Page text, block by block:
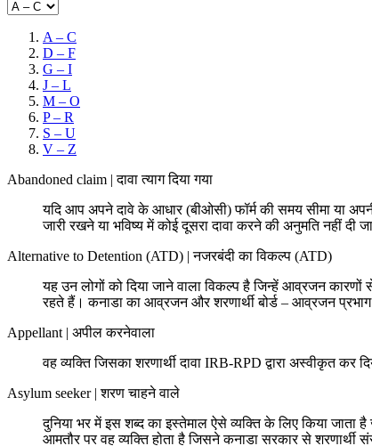
A – C
D – F
G – I
J – L
M – O
P – R
S – U
V – Z
Abandoned claim | दावा त्याग दिया गया
यदि आप अपने दावे के आधार (बीओसी) फॉर्म की समय सीमा या
जारी रखने या भविष्य में कोई दूसरा दावा करने की अनुमति नहीं
Alternative to Detention (ATD) | नजरबंदी का विकल्प (ATD)
यह उन लोगों को दिया जाने वाला विकल्प है जिन्हें आव्रजन कारणों
रहते हैं। कनाडा का आव्रजन और शरणार्थी बोर्ड – आव्रजन
Appellant | अपील करनेवाला
वह व्यक्ति जिसका शरणार्थी दावा IRB-RPD द्वारा अस्वीकृत
Asylum seeker | शरण चाहने वाले
दुनिया भर में इस शब्द का इस्तेमाल ऐसे व्यक्ति के लिए किया जाता
आमतौर पर वह व्यक्ति होता है जिसने कनाडा सरकार से शरणार्थी